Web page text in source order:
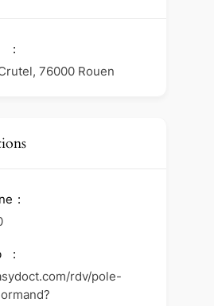
76000 Rouen
rdv/pole-